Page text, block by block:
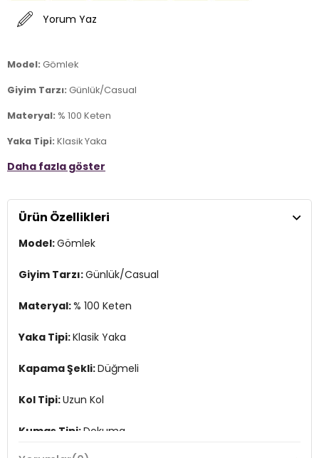
Yorum Yaz
Model: Gömlek
Giyim Tarzı: Günlük/Casual
Materyal: % 100 Keten
Yaka Tipi: Klasik Yaka
Kapama Şekli:Düğmeli
Kumaş Tipi:Dokuma
Boy:Standart
Kalıp Bilgisi: Regular Fit
3DE10211909620.25
Daha fazla göster
Ürün Özellikleri
Model:Gömlek
Giyim Tarzı:Günlük/Casual
Materyal:% 100 Keten
Yaka Tipi:Klasik Yaka
Kapama Şekli:Düğmeli
Kol Tipi:Uzun Kol
Kumaş Tipi:Dokuma